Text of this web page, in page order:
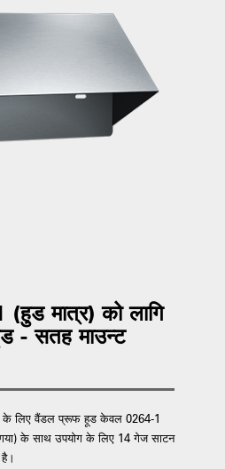
मात्र) को लागि
- सतह माउन्ट
के लिए वैंडल प्रूफ हूड केवल 0264-1
के साथ उपयोग के लिए 14 गेज साटन